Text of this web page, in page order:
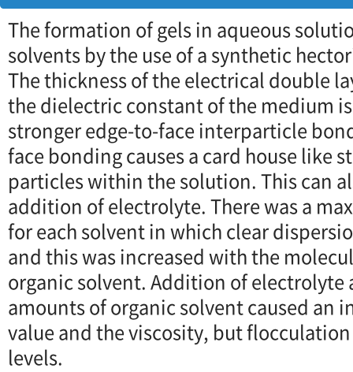
The formation of gels in aqueous
solvents by the use of a synthetic
The thickness of the electrical double
the dielectric constant of the medium
stronger edge-to-face interparticle
face bonding causes a card house like
particles within the solution. This can
addition of electrolyte. There was a
for each solvent in which clear
and this was increased with the
organic solvent. Addition of electrolyte
amounts of organic solvent caused an
value and the viscosity, but
levels.